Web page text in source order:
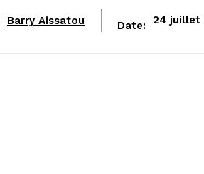
Barry Aissatou Date: 24 juillet